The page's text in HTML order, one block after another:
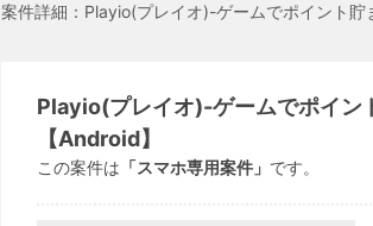
案件詳細：Playio(プレイオ)-ゲームでポイント
Playio(プレイオ)-ゲームでポイン
【Android】
この案件は 「スマホ専用案件」 です。